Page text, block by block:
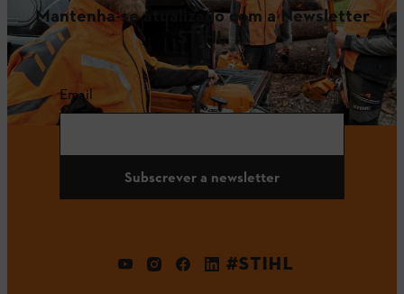
Mantenha-se atualizado com a Newsletter
STIHL
Email
Subscrever a newsletter
#STIHL